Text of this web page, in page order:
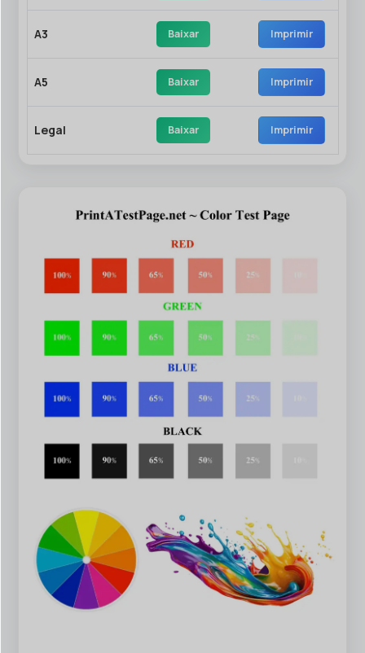
A3 Baixar Imprimir
A5 Baixar Imprimir
Legal Baixar Imprimir